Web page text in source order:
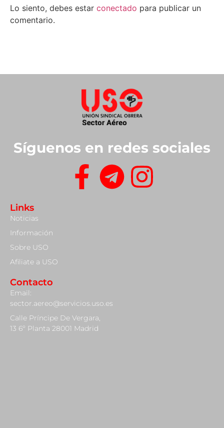
Lo siento, debes estar conectado para publicar un
comentario.
Síguenos en redes sociales
Links
Noticias
Información
Sobre USO
Afiliate a USO
Contacto
Email:
sector.aereo@servicios.uso.es
Calle Príncipe De Vergara,
13 6º Planta 28001 Madrid